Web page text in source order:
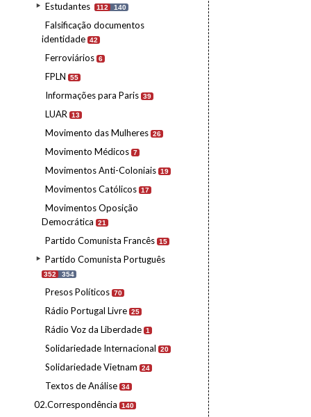
Estudantes 112 140
Falsificação documentos
identidade 42
Ferroviários 6
FPLN 55
Informações para Paris 39
LUAR 13
Movimento das Mulheres 26
Movimento Médicos 7
Movimentos Anti-Coloniais 19
Movimentos Católicos 17
Movimentos Oposição
Democrática
21
Partido Comunista Francês 15
Partido Comunista Português
352 354
Presos Políticos 70
Rádio Portugal Livre 25
Rádio Voz da Liberdade 1
Solidariedade Internacional 20
Solidariedade Vietnam 24
Textos de Análise 34
02.Correspondência 140